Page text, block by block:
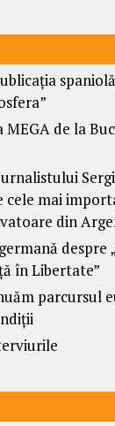
de la
cele mai
din
despre
în Libertate”
parcursul